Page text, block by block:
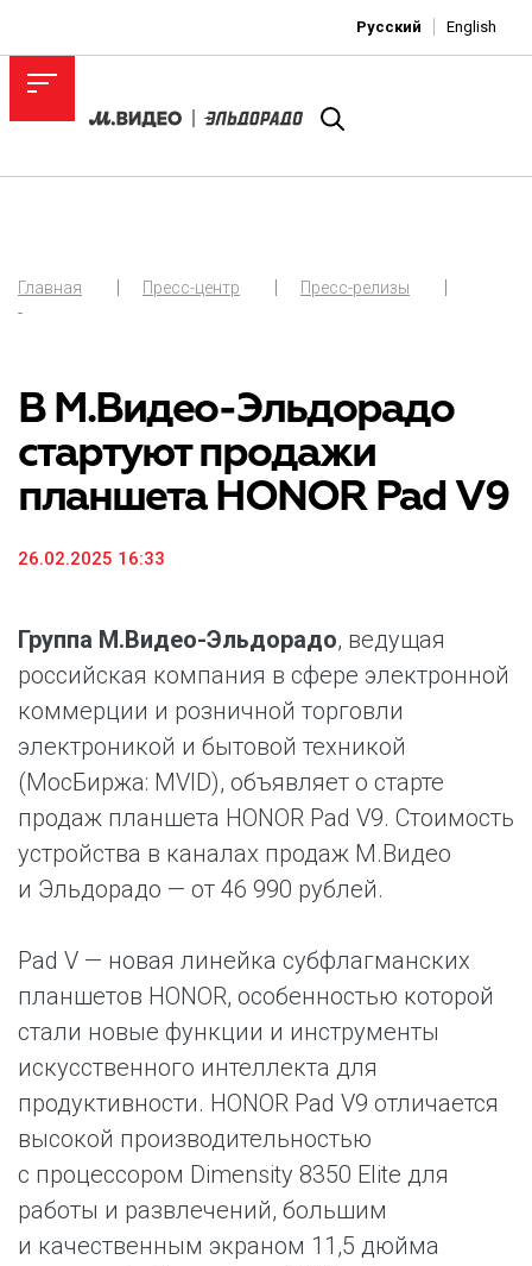
Русский English
Главная Пресс-центр
Пресс-релизы
-
В М.Видео-Эльдорадо
стартуют продажи
планшета HONOR Pad V9
26.02.2025 16:33
Группа М.Видео-Эльдорадо, ведущая
российская компания в сфере электронной
коммерции и розничной торговли
электроникой и бытовой техникой
(МосБиржа: MVID), объявляет о старте
продаж планшета HONOR Pad V9. Стоимость
устройства в каналах продаж М.Видео
и Эльдорадо — от 46 990 рублей.
Pad V — новая линейка субфлагманских
планшетов HONOR, особенностью которой
стали новые функции и инструменты
искусственного интеллекта для
продуктивности. HONOR Pad V9 отличается
высокой производительностью
с процессором Dimensity 8350 Elite для
работы и развлечений, большим
и качественным экраном 11,5 дюйма